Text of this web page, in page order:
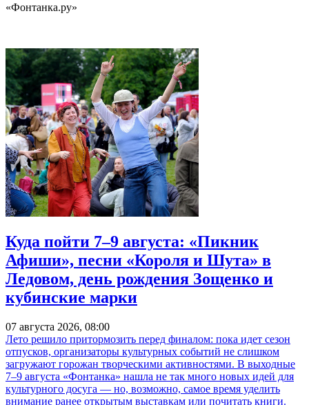
«Фонтанка.ру»
Куда пойти 7–9 августа: «Пикник
Афиши», песни «Короля и Шута» в
Ледовом, день рождения Зощенко и
кубинские марки
07 августа 2026, 08:00
Лето решило притормозить перед финалом: пока идет сезон
отпусков, организаторы культурных событий не слишком
загружают горожан творческими активностями. В выходные
7–9 августа «Фонтанка» нашла не так много новых идей для
культурного досуга — но, возможно, самое время уделить
внимание ранее открытым выставкам или почитать книги.